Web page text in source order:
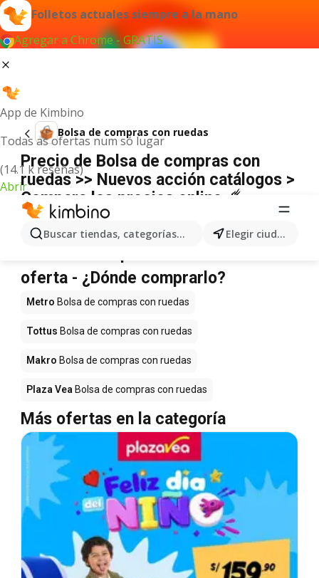
Folletos actuales siempre a la mano
Agregar a Chrome - GRATIS
App de Kimbino
Todas as ofertas num só lugar
(14.1 k reseñas)
Abrir
Buscar tiendas, categorías, productos... Elegir ciudad
Bolsa de compras con ruedas
Precio de Bolsa de compras con
ruedas >> Nuevos acción catálogos >
Compara los precios online ☄️
No hemos encontrado resultados para este
término.
oferta - ¿Dónde comprarlo?
Metro Bolsa de compras con ruedas
Tottus Bolsa de compras con ruedas
Makro Bolsa de compras con ruedas
Plaza Vea Bolsa de compras con ruedas
Más ofertas en la categoría